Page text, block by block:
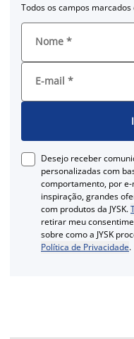
Todos os campos
Nome *
E-mail *
Desejo receber
personalizadas com
comportamento, por
inspiração, grandes
com produtos da JYSK.
retirar meu
sobre como a JYSK
Política de Privacidade.